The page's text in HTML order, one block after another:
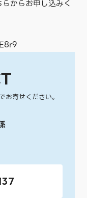
からお申し込みく
お寄せください。